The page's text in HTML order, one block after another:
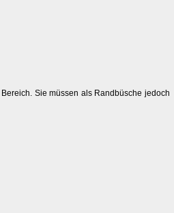
Sie müssen als Randbüsche jedoch